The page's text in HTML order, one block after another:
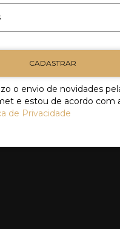
CADASTRAR
o envio de novidades
e estou de acordo com
de Privacidade